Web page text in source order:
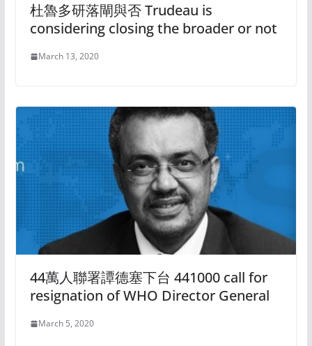
杜魯多研落閘與否 Trudeau is
considering closing the broader or not
March 13, 2020
44萬人聯署譚德塞下台 441000 call for
resignation of WHO Director General
March 5, 2020